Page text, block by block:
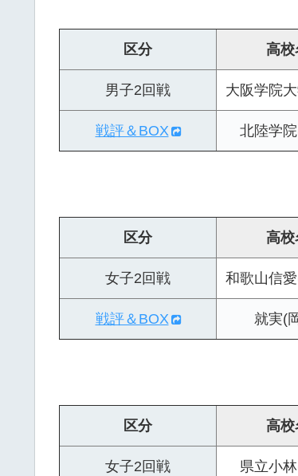
区分 高校
男子2回戦 大阪学院
戦評＆BOX 北陸学
区分 高校
女子2回戦 和歌山信
戦評＆BOX 就実(
区分 高校
女子2回戦 県立小